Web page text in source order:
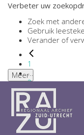
Verbeter uw
Zoek met
Gebruik
Verander of
1
...
2
3
4
5
6
...
Meer